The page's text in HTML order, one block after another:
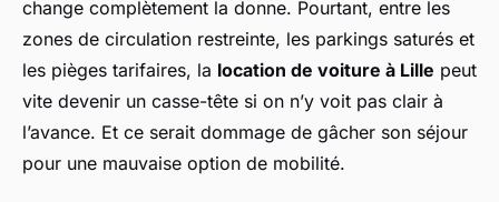
change complètement la donne. Pourtant, entre les
zones de circulation restreinte, les parkings saturés et
les pièges tarifaires, la location de voiture à Lille peut
vite devenir un casse-tête si on n’y voit pas clair à
l’avance. Et ce serait dommage de gâcher son séjour
pour une mauvaise option de mobilité.